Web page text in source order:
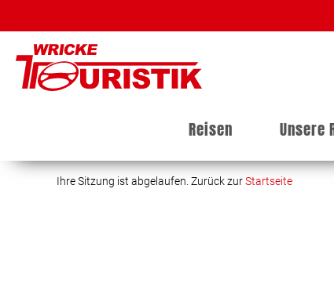
Reisen Unsere
Ihre Sitzung ist abgelaufen. Zurück zurStartseite